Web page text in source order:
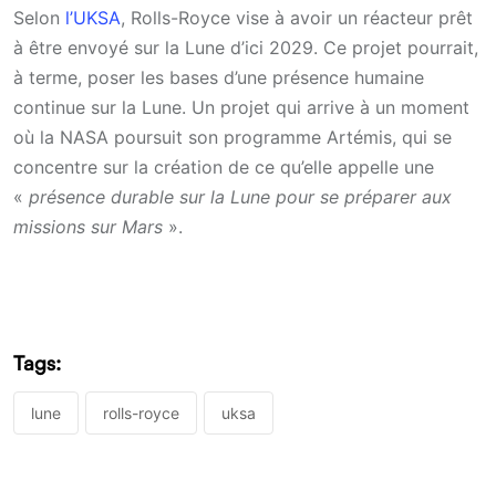
Selon l’UKSA, Rolls-Royce vise à avoir un réacteur prêt
à être envoyé sur la Lune d’ici 2029. Ce projet pourrait,
à terme, poser les bases d’une présence humaine
continue sur la Lune. Un projet qui arrive à un moment
où la NASA poursuit son programme Artémis, qui se
concentre sur la création de ce qu’elle appelle une
« présence durable sur la Lune pour se préparer aux
missions sur Mars ».
Tags:
lune rolls-royce uksa